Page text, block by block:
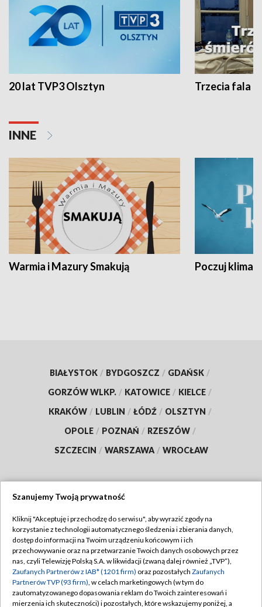
20 lat TVP3 Olsztyn Trzecia fala -
INNE
Warmia i Mazury Smakują Poczuj klimat
BIAŁYSTOK / BYDGOSZCZ / GDAŃSK /
GORZÓW WLKP. / KATOWICE / KIELCE /
KRAKÓW / LUBLIN / ŁÓDŹ / OLSZTYN /
OPOLE / POZNAŃ / RZESZÓW /
SZCZECIN / WARSZAWA / WROCŁAW
TVP
Abonament TVP
Emisja w TVP
Centrum informacji TVP
Regulamin TVP
Polityka prywatności
Moje zgody
Szanujemy Twoją prywatność
Kliknij "Akceptuję i przechodzę do serwisu", aby wyrazić zgody na
korzystanie z technologii automatycznego śledzenia i zbierania danych,
dostęp do informacji na Twoim urządzeniu końcowym i ich
przechowywanie oraz na przetwarzanie Twoich danych osobowych przez
nas, czyli Telewizję Polską S.A. w likwidacji (zwaną dalej również „TVP”),
Zaufanych Partnerów z IAB* (1201 firm) oraz pozostałych Zaufanych
Partnerów TVP (93 firm), w celach marketingowych (w tym do
zautomatyzowanego dopasowania reklam do Twoich zainteresowań i
mierzenia ich skuteczności) i pozostałych, które wskazujemy poniżej, a